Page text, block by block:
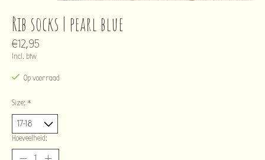
Rib socks | pearl blue
€12,95
Incl. btw
Op voorraad
Size: *
Hoeveelheid: